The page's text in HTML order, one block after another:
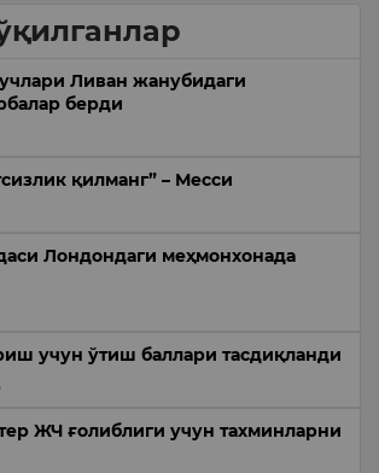
Ливан жанубидаги
берди
қилманг” – Месси
Лондондаги меҳмонхонада
учун ўтиш баллари тасдиқланди
ЖЧ ғолиблиги учун тахминларни